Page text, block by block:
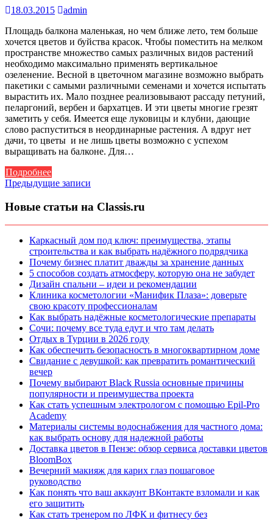
18.03.2015
admin
Площадь балкона маленькая, но чем ближе лето, тем больше
хочется цветов и буйства красок. Чтобы поместить на мелком
пространстве множество самых различных видов растений
необходимо максимально применять вертикальное
озеленение. Весной в цветочном магазине возможно выбрать
пакетики с самыми различными семенами и хочется испытать
вырастить их. Мало позднее реализовывают рассаду петуний,
пеларгоний, вербен и бархатцев. И эти цветы многие грезят
заметить у себя. Имеется еще луковицы и клубни, дающие
слово распуститься в неординарные растения. А вдруг нет
дачи, то цветы и не лишь цветы возможно с успехом
выращивать на балконе. Для…
Подробнее
Навигация
по
Предыдущие записи
Новые статьи на Classis.ru
Каркасный дом под ключ: преимущества, этапы
строительства и как выбрать надёжного подрядчика
Почему бизнес платит дважды за хранение данных
5 способов создать атмосферу, которую она не забудет
Дизайн спальни – идеи и рекомендации
Клиника косметологии «Манифик Плаза»: доверьте
свою красоту профессионалам
Как выбрать надёжные косметологические препараты
Сочи: почему все туда едут и что там делать
Отдых в Турции в 2026 году
Как обеспечить безопасность в многоквартирном доме
Свидание с девушкой: как превратить романтический
вечер
Почему выбирают Black Russia основные причины
популярности и преимущества проекта
Как стать успешным электрологом с помощью Epil-Pro
Academy
Материалы системы водоснабжения для частного дома:
как выбрать основу для надежной работы
Доставка цветов в Пензе: обзор сервиса доставки цветов
BloomBox
Вечерний макияж для карих глаз пошаговое
руководство
Как понять что ваш аккаунт ВКонтакте взломали и как
его защитить
Как стать тренером по ЛФК и фитнесу без